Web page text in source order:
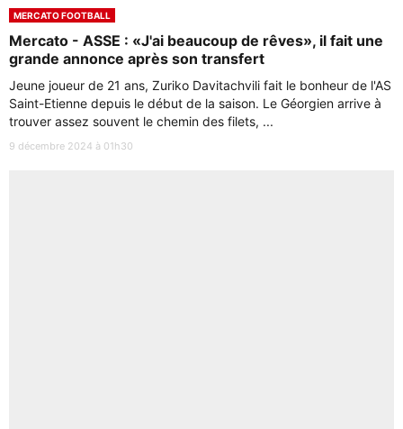
MERCATO FOOTBALL
Mercato - ASSE : «J'ai beaucoup de rêves», il fait une
grande annonce après son transfert
Jeune joueur de 21 ans, Zuriko Davitachvili fait le bonheur de l'AS
Saint-Etienne depuis le début de la saison. Le Géorgien arrive à
trouver assez souvent le chemin des filets, ...
9 décembre 2024 à 01h30